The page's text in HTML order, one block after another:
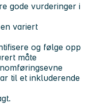
gode vurderinger i
variert
og følge opp
måte
til et inkluderende